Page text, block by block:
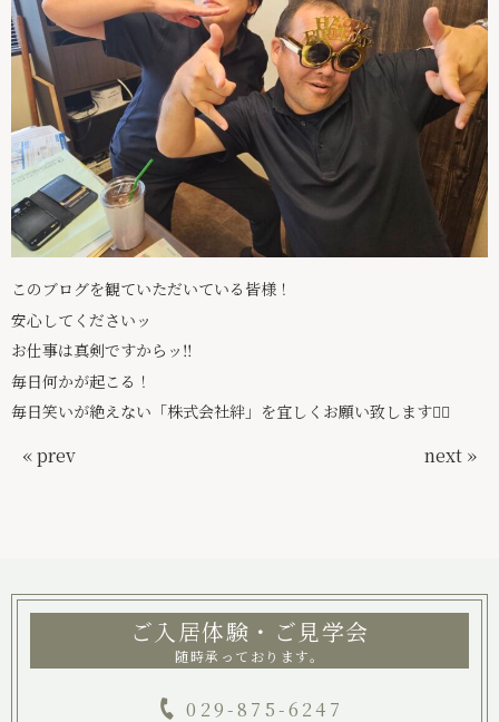
このブログを観ていただいている皆様！
安心してくださいッ
お仕事は真剣ですからッ‼️
毎日何かが起こる！
毎日笑いが絶えない「株式会社絆」を宜しくお願い致します🙇‍♀️
« prev next »
ご入居体験・ご見学会
随時承っております。
029-875-6247